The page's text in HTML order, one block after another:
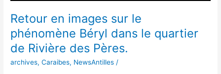
Retour en images sur le
phénomène Béryl dans le quartier
de Rivière des Pères.
archives,Caraibes, NewsAntilles /